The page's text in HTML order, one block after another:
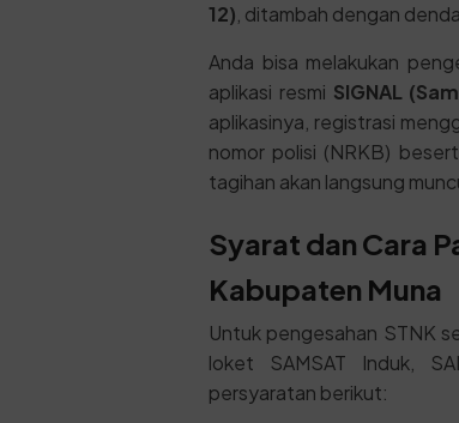
12) , ditambah dengan
Anda bisa melakukan
aplikasi resmi SIGNAL
aplikasinya, registrasi
nomor polisi (NRKB)
tagihan akan langsung
Syarat dan Cara
Kabupaten Muna
Untuk pengesahan STNK
loket SAMSAT Induk,
persyaratan berikut: